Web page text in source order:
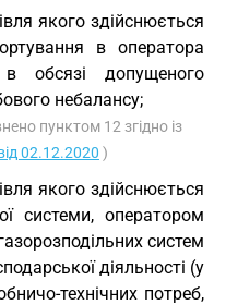
якого здійснюється
в оператора
в обсязі допущеного
небалансу;
пунктом 12 згідно із
02.12.2020 )
якого здійснюється
системи, оператором
систем
діяльності (у
технічних потреб,